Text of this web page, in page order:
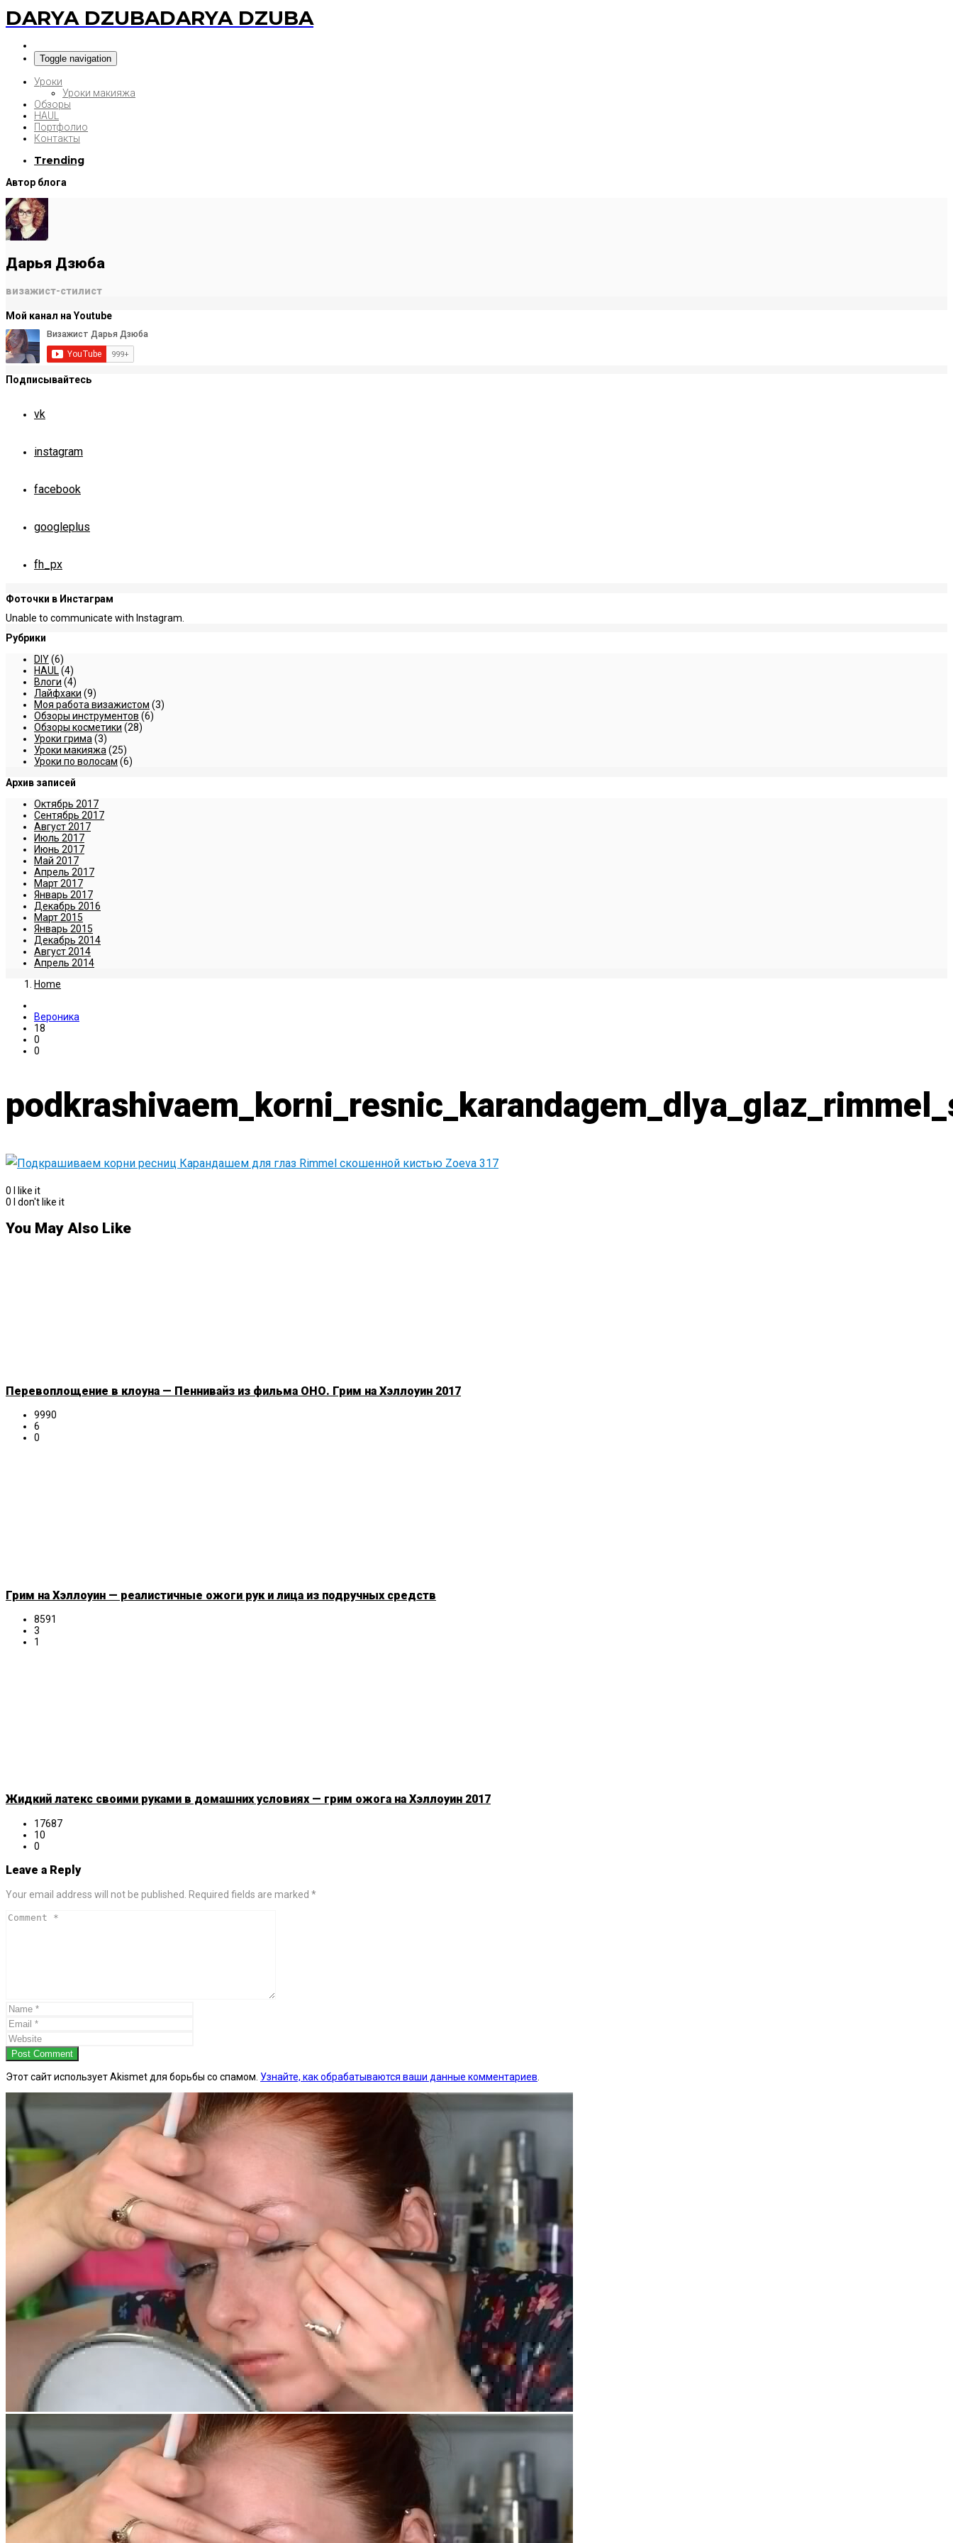
DARYA DZUBADARYA DZUBA
Toggle navigation
Уроки
Уроки макияжа
Обзоры
HAUL
Портфолио
Контакты
Trending
Автор блога
Дарья Дзюба
визажист-стилист
Мой канал на Youtube
Подписывайтесь
vk
instagram
facebook
googleplus
fh_px
Фоточки в Инстаграм
Unable to communicate with Instagram.
Рубрики
DIY(6)
HAUL (4)
Влоги (4)
Лайфхаки (9)
Моя работа визажистом (3)
Обзоры инструментов (6)
Обзоры косметики (28)
Уроки грима (3)
Уроки макияжа (25)
Уроки по волосам (6)
Архив записей
Октябрь 2017
Сентябрь 2017
Август 2017
Июль 2017
Июнь 2017
Май 2017
Апрель 2017
Март 2017
Январь 2017
Декабрь 2016
Март 2015
Январь 2015
Декабрь 2014
Август 2014
Апрель 2014
Home
Вероника
18
0
0
0
I like it
0
I don't like it
You May Also Like
Перевоплощение в клоуна — Пеннивайз из фильма ОНО. Грим на Хэллоуин 2017
9990
6
0
Грим на Хэллоуин — реалистичные ожоги рук и лица из подручных средств
8591
3
1
Жидкий латекс своими руками в домашних условиях — грим ожога на Хэллоуин 2017
17687
10
0
Leave a Reply
Your email address will not be published. Required fields are marked *
Post Comment
Этот сайт использует Akismet для борьбы со спамом. Узнайте, как обрабатываются ваши данные комментариев